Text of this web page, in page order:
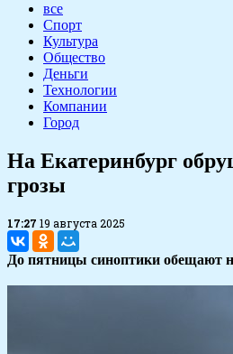
все
Спорт
Культура
Общество
Деньги
Технологии
Компании
Город
На Екатеринбург
грозы
17:27 19 августа 2025
До пятницы синоптики обещают